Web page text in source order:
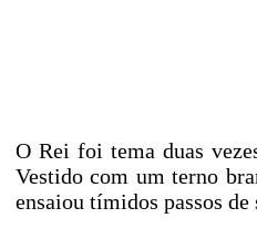
O Rei foi tema duas
Vestido com um terno
ensaiou tímidos passos